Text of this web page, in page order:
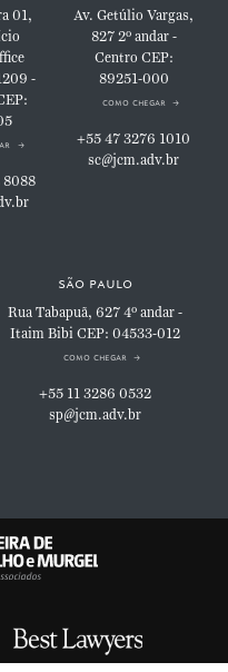
01,
-
8088
Av. Getúlio Vargas,
8272º andar -
Centro CEP:
89251-000
como chegar
+55 47 3276 1010
sc@jcm.adv.br
são paulo
Rua Tabapuã, 6274º andar -
Itaim BibiCEP: 04533-012
como chegar
+55 11 3286 0532
sp@jcm.adv.br